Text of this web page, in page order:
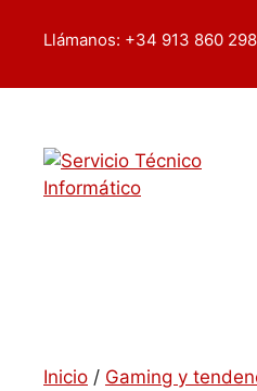
Llámanos: +34 913 860 298
Inicio / Gaming y